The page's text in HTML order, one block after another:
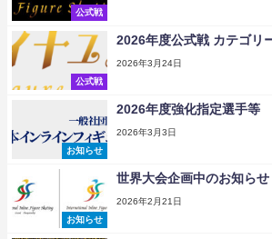
公式戦
公式戦
2026年度公式戦 カテゴリ
2026年3月24日
お知らせ
2026年度強化指定選手等
2026年3月3日
お知らせ
世界大会企画中のお知らせ
2026年2月21日